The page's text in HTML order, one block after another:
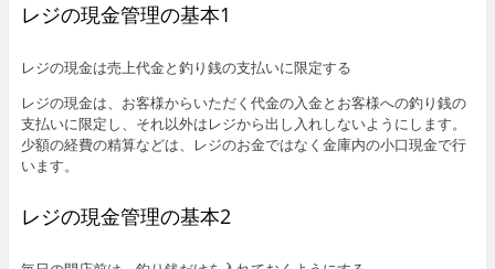
レジの現金管理の基本1
レジの現金は売上代金と釣り銭の支払いに限定する
レジの現金は、お客様からいただく代金の入金とお客様への釣り銭の
支払いに限定し、それ以外はレジから出し入れしないようにします。
少額の経費の精算などは、レジのお金ではなく金庫内の小口現金で行
います。
レジの現金管理の基本2